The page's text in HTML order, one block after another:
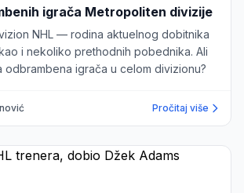
igrača Metropoliten divizije
NHL — rodina aktuelnog dobitnika
i nekoliko prethodnih pobednika. Ali
odbrambena igrača u celom divizionu?
Pročitaj više